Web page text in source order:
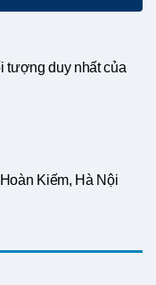
tượng duy nhất của
Kiếm, Hà Nội